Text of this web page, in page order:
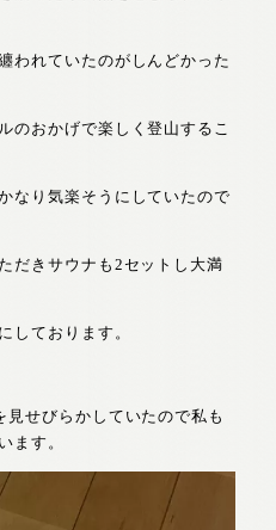
われていたのがしんどかった
のおかげで楽しく登山するこ
なり気楽そうにしていたので
だきサウナも2セットし大満
しております。
せびらかしていたので私も
ます。